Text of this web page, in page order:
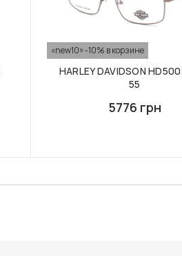
«new10» -10% в корзине
HARLEY DAVIDSON
55
5776 грн